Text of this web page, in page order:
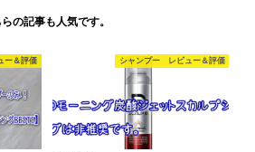
の記事も人気です。
ー＆評価 シャンプー レビュー＆評価